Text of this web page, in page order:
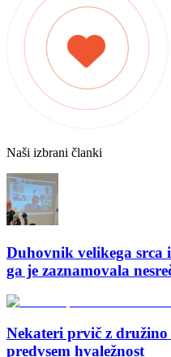
Naši izbrani članki
Duhovnik velikega srca
ga je zaznamovala
Nekateri prvič z
predvsem hvaležnost